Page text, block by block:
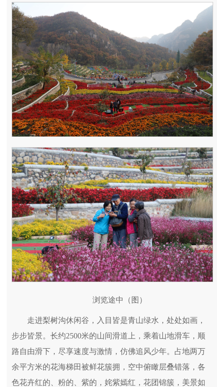
浏览途中（图）
走进梨树沟休闲谷，入目皆是青山绿水，处处如画，
步步皆景。长约2500米的山间滑道上，乘着山地滑车，顺
路自由滑下，尽享速度与激情，仿佛追风少年。占地两万
余平方米的花海梯田被鲜花簇拥，空中俯瞰层叠错落，各
色花卉红的、粉的、紫的，姹紫嫣红，花团锦簇，美景如